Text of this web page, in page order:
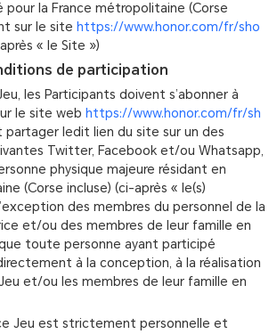
pour la France métropolitaine (Corse
sur le site https://www.honor.com/fr/sho
« le Site »)
de participation
les Participants doivent s’abonner à
le site web https://www.honor.com/fr/sh
partager ledit lien du site sur un des
Twitter, Facebook et/ou Whatsapp,
physique majeure résidant en
(Corse incluse) (ci-après « le(s)
des membres du personnel de la
et/ou des membres de leur famille en
toute personne ayant participé
à la conception, à la réalisation
et/ou les membres de leur famille en
Jeu est strictement personnelle et